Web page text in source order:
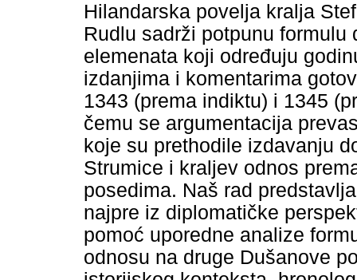
Hilandarska povelja kralja
Rudlu sadrži potpunu
elemenata koji određuju
izdanjima i komentarima
1343 (prema indiktu) i 1345
čemu se argumentacija
koje su prethodile izdavanju
Strumice i kraljev odnos
posedima. Naš rad
najpre iz diplomatičke
pomoć uporedne analize
odnosu na druge Dušanove